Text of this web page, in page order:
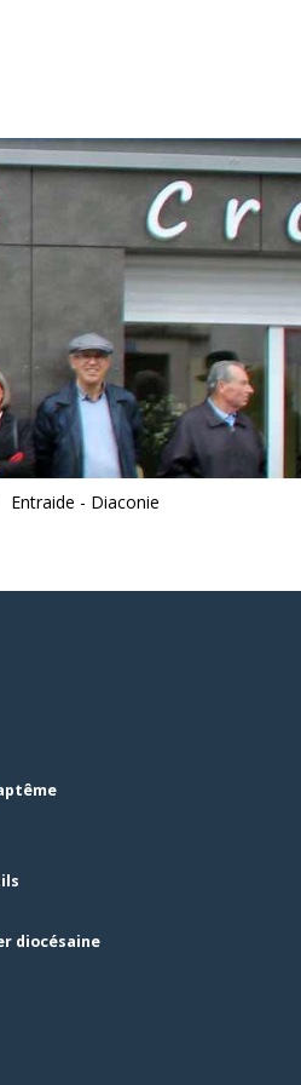
Entraide - Diaconie
diocésaine